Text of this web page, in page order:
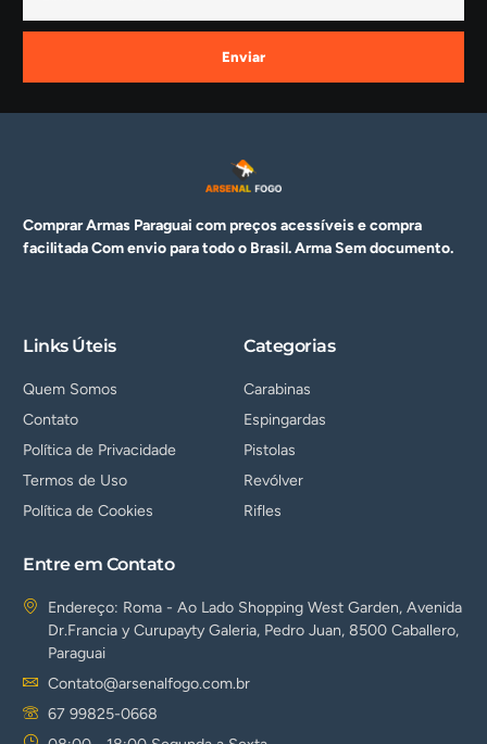
Enviar
Comprar Armas Paraguai com preços acessíveis e compra
facilitada Com envio para todo o Brasil. ArmaSem documento.
Links Úteis
Quem Somos
Contato
Política de Privacidade
Termos de Uso
Política de Cookies
Categorias
Carabinas
Espingardas
Pistolas
Revólver
Rifles
Entre em Contato
Endereço: Roma - Ao Lado Shopping West Garden, Avenida
Dr.Francia y Curupayty Galeria, Pedro Juan, 8500 Caballero,
Paraguai
Contato@arsenalfogo.com.br
67 99825-0668